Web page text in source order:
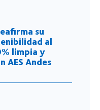
su
al
limpia y
AES Andes